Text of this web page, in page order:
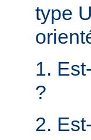
type
1.
?
2.